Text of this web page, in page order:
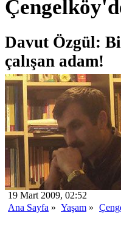
Davut Özgül:
çalışan adam!
19 Mart 2009, 02:52
Ana Sayfa » Yaşam »